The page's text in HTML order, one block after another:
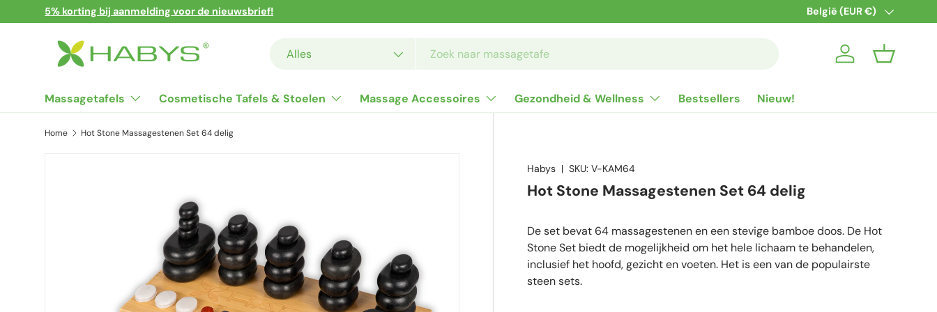
Ga naar inhoud
5% korting bij aanmelding voor de nieuwsbrief! Snelle verzending naar BE
Land/Regio
België (EUR €)
Alles InloggenMandje
Massagetafels Cosmetische Tafels & Stoelen Massage Accessoires Gezondheid & Wellness Bestsellers Nieuw!
Home Hot Stone Massagestenen Set 64 delig
Habys |SKU: V-KAM64
Hot Stone Massagestenen Set 64 delig
De set bevat 64 massagestenen en een stevige bamboe doos. De Hot
Stone Set biedt de mogelijkheid om het hele lichaam te behandelen,
inclusief het hoofd, gezicht en voeten. Het is een van de populairste
steen sets.